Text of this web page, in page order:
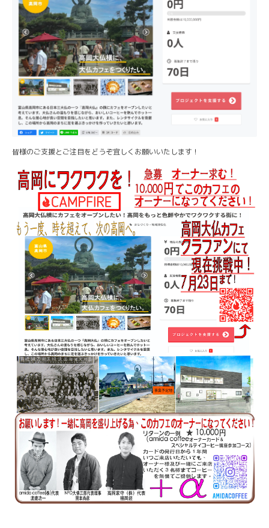
皆様のご支援とご注目をどうぞ宜しくお願いいたします！